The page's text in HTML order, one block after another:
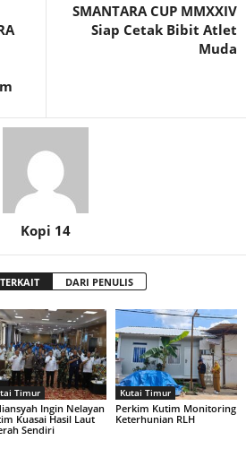
SMANTARA CUP MMXXIV
Siap Cetak Bibit Atlet
Muda
Kopi 14
DARI PENULIS
Timur
Ingin Nelayan
Kuasai Hasil Laut
Sendiri
Kutai Timur
Perkim Kutim Monitoring
Keterhunian RLH